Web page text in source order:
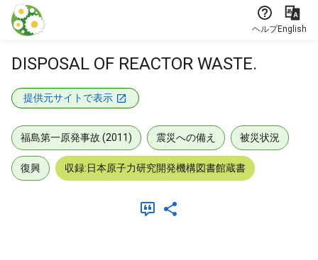
本文に飛ぶ
ヘルプEnglish
DISPOSAL OF REACTOR WASTE.
提供元サイトで表示
福島第一原発事故 (2011) 震災への備え 被災状況
復興 収録:日本原子力研究開発機構図書館蔵書